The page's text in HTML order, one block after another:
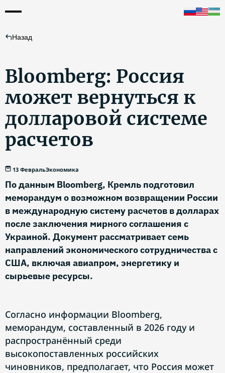
Назад
Bloomberg: Россия
может вернуться к
долларовой системе
расчетов
13 ФевральЭкономика
По данным Bloomberg, Кремль подготовил
меморандум о возможном возвращении России
в международную систему расчетов в долларах
после заключения мирного соглашения с
Украиной. Документ рассматривает семь
направлений экономического сотрудничества с
США, включая авиапром, энергетику и
сырьевые ресурсы.
Согласно информации Bloomberg,
меморандум, составленный в 2026 году и
распространённый среди
высокопоставленных российских
чиновников, предполагает, что Россия может